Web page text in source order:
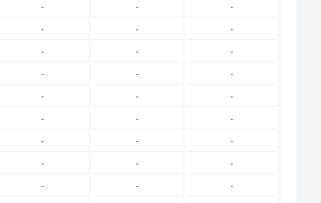
- -
-
- -
-
- -
-
- -
-
- -
-
- -
-
- -
-
- -
-
- -
-